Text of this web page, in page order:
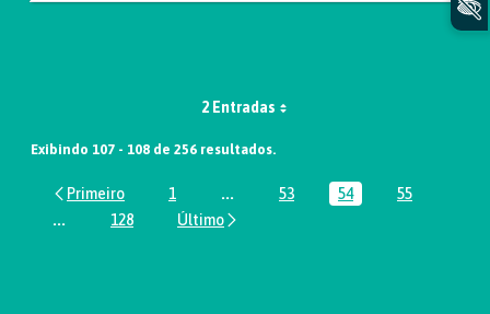
2 Entradas
Exibindo 107 - 108 de 256 resultados.
Página
1 ...Páginas intermediárias Usar ABA
Página
53 Página
54 Página
55
...Páginas intermediárias Usar ABA para navegar.
Página
128